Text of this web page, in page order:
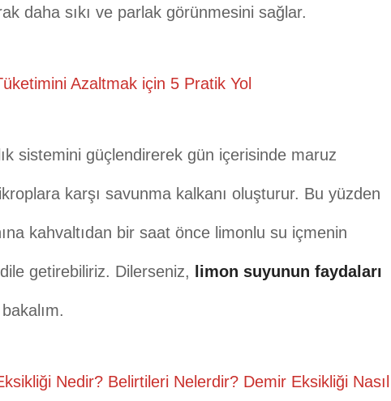
daha sıkı ve parlak görünmesini sağlar.
Azaltmak için 5 Pratik Yol
sistemini güçlendirerek gün içerisinde maruz
karşı savunma kalkanı oluşturur. Bu yüzden
kahvaltıdan bir saat önce limonlu su içmenin
getirebiliriz. Dilerseniz, limon suyunun faydaları
Nedir? Belirtileri Nelerdir? Demir Eksikliği Nasıl